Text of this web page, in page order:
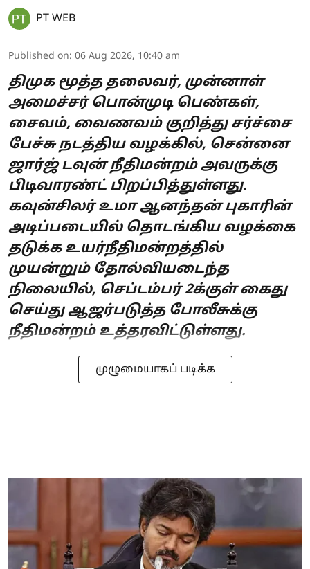
PT WEB
Published on: 06 Aug 2026, 10:40 am
திமுக மூத்த தலைவர், முன்னாள்
அமைச்சர் பொன்முடி பெண்கள்,
சைவம், வைணவம் குறித்து சர்ச்சை
பேச்சு நடத்திய வழக்கில், சென்னை
ஜார்ஜ் டவுன் நீதிமன்றம் அவருக்கு
பிடிவாரண்ட் பிறப்பித்துள்ளது.
கவுன்சிலர் உமா ஆனந்தன் புகாரின்
அடிப்படையில் தொடங்கிய வழக்கை
தடுக்க உயர்நீதிமன்றத்தில்
முயன்றும் தோல்வியடைந்த
நிலையில், செப்டம்பர் 2க்குள் கைது
செய்து ஆஜர்படுத்த போலீசுக்கு
நீதிமன்றம் உத்தரவிட்டுள்ளது.
முழுமையாகப் படிக்க